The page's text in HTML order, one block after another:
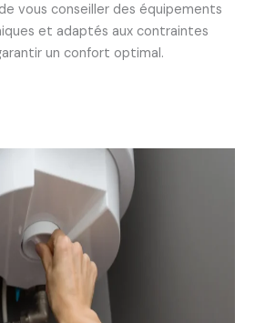
vous conseiller des équipements
et adaptés aux contraintes
un confort optimal.